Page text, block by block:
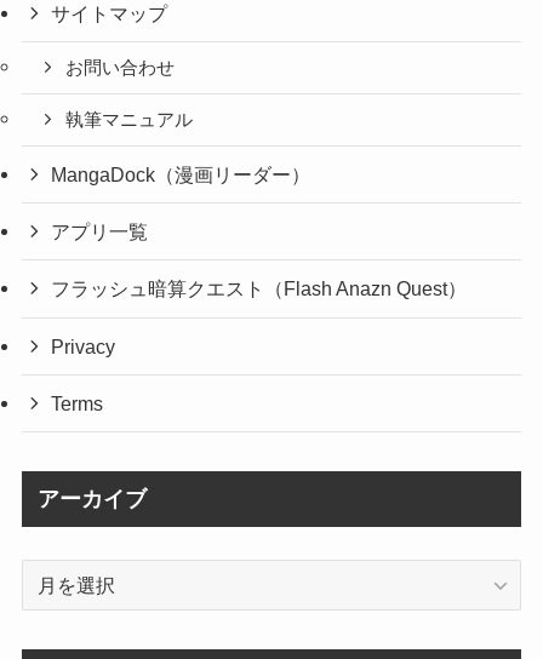
サイトマップ
お問い合わせ
執筆マニュアル
MangaDock（漫画リーダー）
アプリ一覧
フラッシュ暗算クエスト（Flash Anazn Quest）
Privacy
Terms
アーカイブ